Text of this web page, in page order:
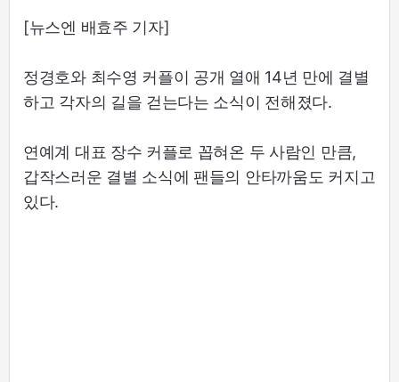
[뉴스엔 배효주 기자]
정경호와 최수영 커플이 공개 열애 14년 만에 결별
하고 각자의 길을 걷는다는 소식이 전해졌다.
연예계 대표 장수 커플로 꼽혀온 두 사람인 만큼,
갑작스러운 결별 소식에 팬들의 안타까움도 커지고
있다.